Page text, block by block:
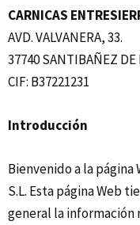
CARNICAS
AVD. VALVANERA, 33.
37740 SANTIBAÑEZ DE
CIF: B37221231
Introducción
Bienvenido a la página
S.L. Esta página Web
general la información